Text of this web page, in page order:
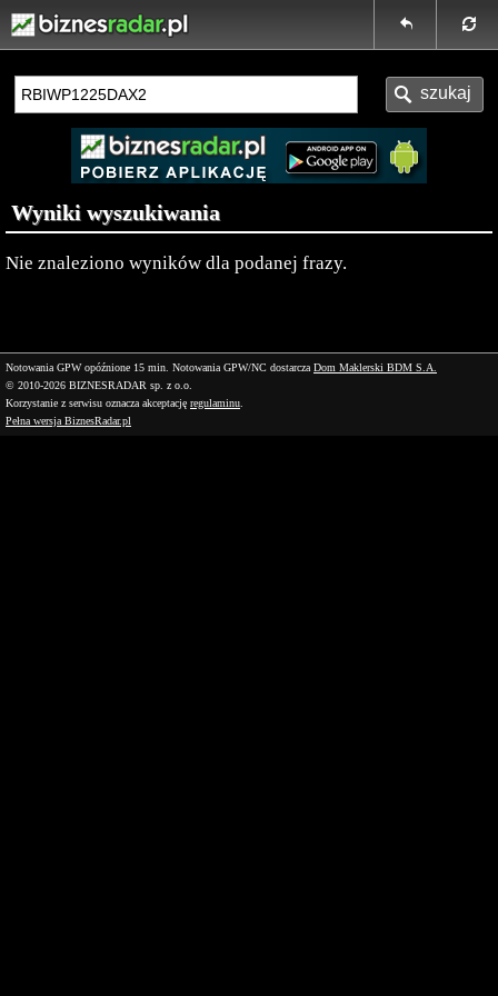
Wyniki wyszukiwania
Nie znaleziono wyników dla podanej frazy.
Notowania GPW opóźnione 15 min. Notowania GPW/NC dostarcza Dom Maklerski BDM S.A.
© 2010-2026 BIZNESRADAR sp. z o.o.
Korzystanie z serwisu oznacza akceptację regulaminu
Pełna wersja BiznesRadar.pl